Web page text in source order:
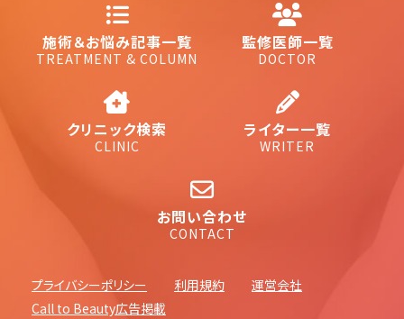
施術＆お悩み記事一覧
TREATMENT & COLUMN
監修医師一覧
DOCTOR
クリニック検索
CLINIC
ライター一覧
WRITER
お問い合わせ
CONTACT
プライバシーポリシー 利用規約
運営会社
Call to Beauty広告掲載